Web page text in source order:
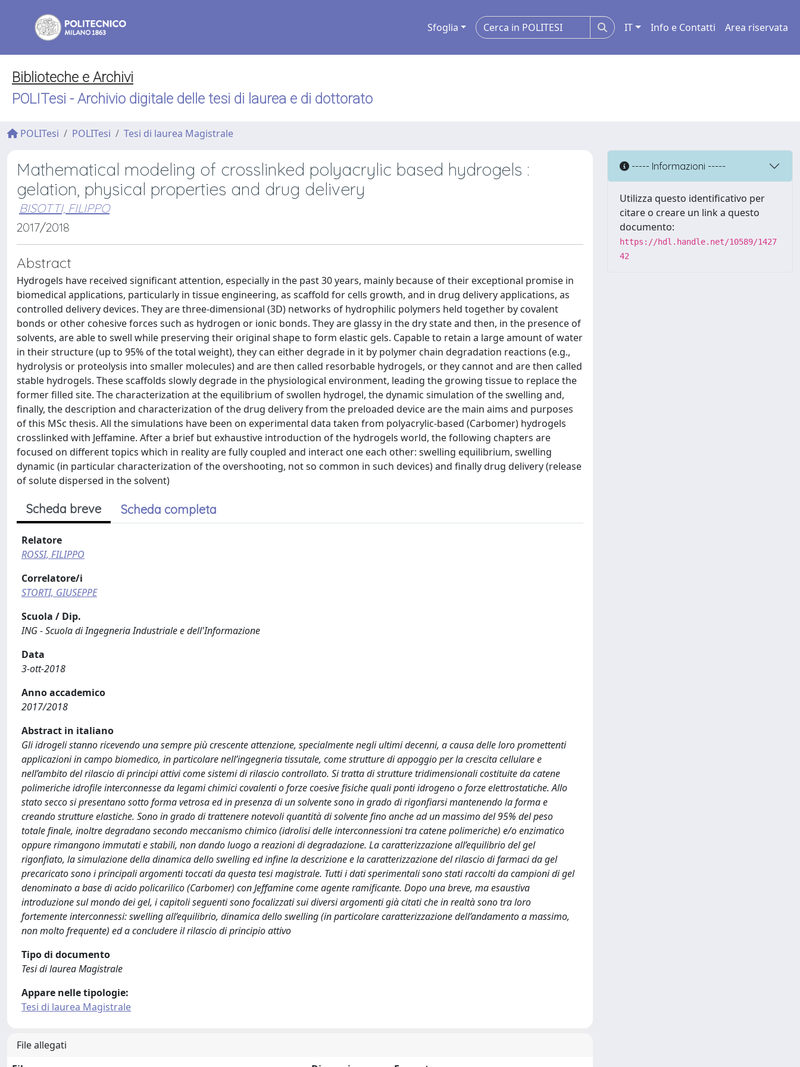
Sfoglia IT Info e Contatti Area riservata
Biblioteche e Archivi
POLITesi - Archivio digitale delle tesi di laurea e di dottorato
POLITesi POLITesi Tesi di laurea Magistrale
Mathematical modeling of crosslinked polyacrylic based hydrogels :
gelation, physical properties and drug delivery
BISOTTI, FILIPPO
2017/2018
Abstract
Hydrogels have received significant attention, especially in the past 30 years, mainly because of their exceptional promise in
biomedical applications, particularly in tissue engineering, as scaffold for cells growth, and in drug delivery applications, as
controlled delivery devices. They are three-dimensional (3D) networks of hydrophilic polymers held together by covalent
bonds or other cohesive forces such as hydrogen or ionic bonds. They are glassy in the dry state and then, in the presence of
solvents, are able to swell while preserving their original shape to form elastic gels. Capable to retain a large amount of water
in their structure (up to 95% of the total weight), they can either degrade in it by polymer chain degradation reactions (e.g.,
hydrolysis or proteolysis into smaller molecules) and are then called resorbable hydrogels, or they cannot and are then called
stable hydrogels. These scaffolds slowly degrade in the physiological environment, leading the growing tissue to replace the
former filled site. The characterization at the equilibrium of swollen hydrogel, the dynamic simulation of the swelling and,
finally, the description and characterization of the drug delivery from the preloaded device are the main aims and purposes
of this MSc thesis. All the simulations have been on experimental data taken from polyacrylic-based (Carbomer) hydrogels
crosslinked with Jeffamine. After a brief but exhaustive introduction of the hydrogels world, the following chapters are
focused on different topics which in reality are fully coupled and interact one each other: swelling equilibrium, swelling
dynamic (in particular characterization of the overshooting, not so common in such devices) and finally drug delivery (release
of solute dispersed in the solvent)
Scheda breve Scheda completa
Relatore
ROSSI, FILIPPO
Correlatore/i
STORTI, GIUSEPPE
Scuola / Dip.
ING - Scuola di Ingegneria Industriale e dell'Informazione
Data
3-ott-2018
Anno accademico
2017/2018
Abstract in italiano
Gli idrogeli stanno ricevendo una sempre più crescente attenzione, specialmente negli ultimi decenni, a causa delle loro promettenti
applicazioni in campo biomedico, in particolare nell’ingegneria tissutale, come strutture di appoggio per la crescita cellulare e
nell’ambito del rilascio di principi attivi come sistemi di rilascio controllato. Si tratta di strutture tridimensionali costituite da catene
polimeriche idrofile interconnesse da legami chimici covalenti o forze coesive fisiche quali ponti idrogeno o forze elettrostatiche. Allo
stato secco si presentano sotto forma vetrosa ed in presenza di un solvente sono in grado di rigonfiarsi mantenendo la forma e
creando strutture elastiche. Sono in grado di trattenere notevoli quantità di solvente fino anche ad un massimo del 95% del peso
totale finale, inoltre degradano secondo meccanismo chimico (idrolisi delle interconnessioni tra catene polimeriche) e/o enzimatico
oppure rimangono immutati e stabili, non dando luogo a reazioni di degradazione. La caratterizzazione all’equilibrio del gel
rigonfiato, la simulazione della dinamica dello swelling ed infine la descrizione e la caratterizzazione del rilascio di farmaci da gel
precaricato sono i principali argomenti toccati da questa tesi magistrale. Tutti i dati sperimentali sono stati raccolti da campioni di gel
denominato a base di acido policarilico (Carbomer) con Jeffamine come agente ramificante. Dopo una breve, ma esaustiva
introduzione sul mondo dei gel, i capitoli seguenti sono focalizzati sui diversi argomenti già citati che in realtà sono tra loro
fortemente interconnessi: swelling all’equilibrio, dinamica dello swelling (in particolare caratterizzazione dell’andamento a massimo,
non molto frequente) ed a concludere il rilascio di principio attivo
Tipo di documento
Tesi di laurea Magistrale
Appare nelle tipologie:
Tesi di laurea Magistrale
File allegati
----- Informazioni -----
Utilizza questo identificativo per
citare o creare un link a questo
documento:
https://hdl.handle.net/10589/1427
42